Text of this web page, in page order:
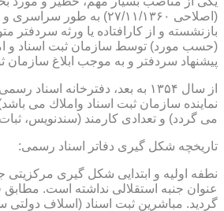
بازنشسته و از كارافتاده یا ورثه
پیشنهاد سردفتر و به موجب ابلاغ
از سال ۱۳۵۴ به بعد،
نماینده سازمان ثبت اسناد واملاك می
می گردد) و تعدادی كارمند (سندنویس، ثبات
تاریخچه شكل گیری دفاتر اسناد رسمی:
گردید. مباشرین ثبت اسناد (اسلاف دولتی سران